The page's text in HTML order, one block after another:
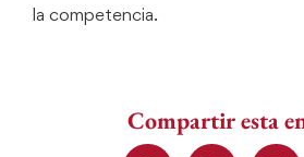
la competencia.
Compartir esta